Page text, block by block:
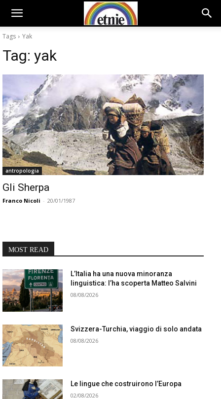
Tags Yak
Tag: yak
antropologia
Gli Sherpa
Franco Nicoli - 20/01/1987
MOST READ
L’Italia ha una nuova minoranza
linguistica: l’ha scoperta Matteo Salvini
08/08/2026
Svizzera-Turchia, viaggio di solo andata
08/08/2026
Le lingue che costruirono l’Europa
02/08/2026